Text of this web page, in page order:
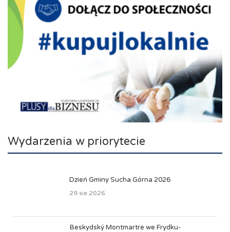
Wydarzenia w priorytecie
Dzień Gminy Sucha Górna 2026
29 sie 2026
Beskydský Montmartre we Frydku-